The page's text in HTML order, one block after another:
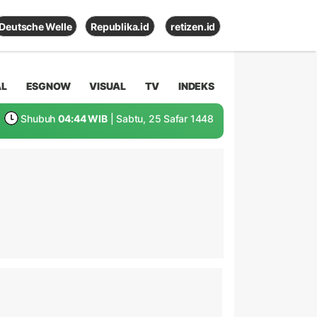
Deutsche Welle Republika.id retizen.id
ESGNOW VISUAL TV INDEKS
Shubuh 04:44 WIB | Sabtu, 25 Safar 1448